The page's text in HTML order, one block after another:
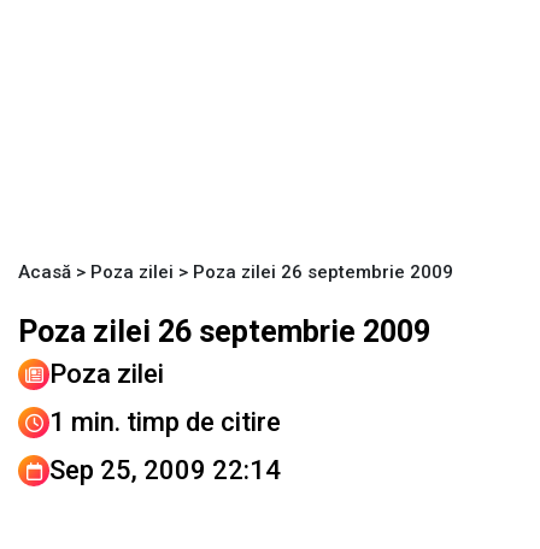
Acasă > Poza zilei > Poza zilei 26 septembrie 2009
Poza zilei 26 septembrie 2009
Poza zilei
1 min. timp de citire
Sep 25, 2009 22:14